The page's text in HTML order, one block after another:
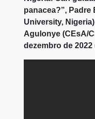
panacea?”, Padre
University,
Agulonye (CEsA/
dezembro de 2022